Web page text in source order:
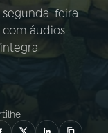
segunda-feira
com áudios